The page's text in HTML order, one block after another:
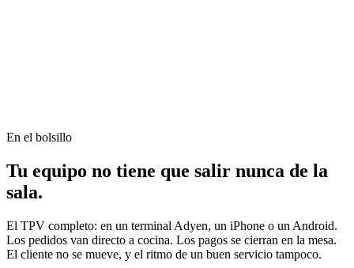
En el bolsillo
Tu equipo no tiene que salir nunca de la
sala.
El TPV completo: en un terminal Adyen, un iPhone o un Android.
Los pedidos van directo a cocina. Los pagos se cierran en la mesa.
El cliente no se mueve, y el ritmo de un buen servicio tampoco.